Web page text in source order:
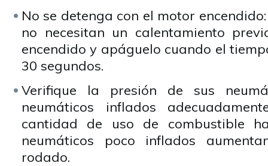
No se detenga con el motor
no necesitan un calentamiento
encendido y apáguelo cuando el
30 segundos.
Verifique la presión de sus
neumáticos inflados
cantidad de uso de combustible
neumáticos poco inflados
rodado.